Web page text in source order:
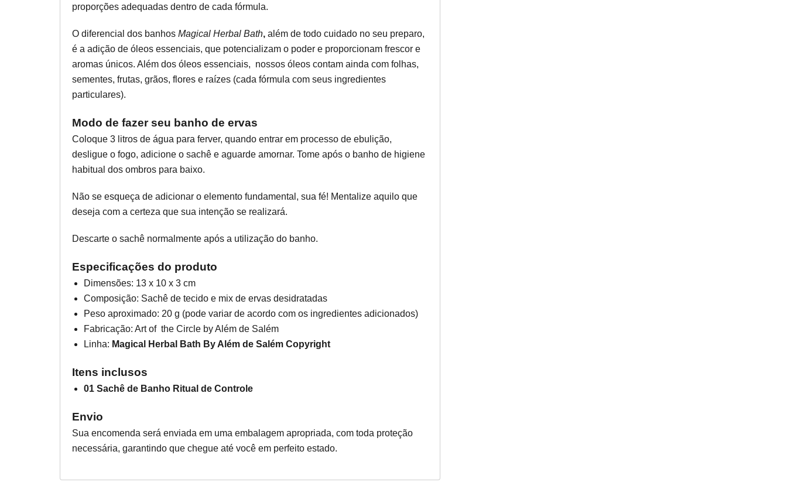
proporções adequadas dentro de cada fórmula.
O diferencial dos banhos Magical Herbal Bath, além de todo cuidado no seu preparo,
é a adição de óleos essenciais, que potencializam o poder e proporcionam frescor e
aromas únicos. Além dos óleos essenciais, nossos óleos contam ainda com folhas,
sementes, frutas, grãos, flores e raízes (cada fórmula com seus ingredientes
particulares).
Modo de fazer seu banho de ervas
Coloque 3 litros de água para ferver, quando entrar em processo de ebulição,
desligue o fogo, adicione o sachê e aguarde amornar. Tome após o banho de higiene
habitual dos ombros para baixo.
Não se esqueça de adicionar o elemento fundamental, sua fé! Mentalize aquilo que
deseja com a certeza que sua intenção se realizará.
Descarte o sachê normalmente após a utilização do banho.
Especificações do produto
Dimensões: 13 x 10 x 3 cm
Composição: Sachê de tecido e mix de ervas desidratadas
Peso aproximado: 20 g (pode variar de acordo com os ingredientes adicionados)
Fabricação: Art of the Circle by Além de Salém
Linha: Magical Herbal Bath By Além de Salém Copyright
Itens inclusos
01 Sachê de Banho Ritual de Controle
Envio
Sua encomenda será enviada em uma embalagem apropriada, com toda proteção
necessária, garantindo que chegue até você em perfeito estado.